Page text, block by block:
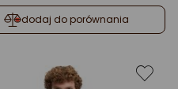
dodaj do porównania